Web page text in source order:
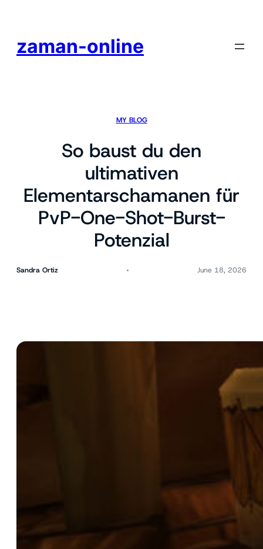
zaman-online
MY BLOG
So baust du den
ultimativen
Elementarschamanen für
PvP-One-Shot-Burst-
Potenzial
Sandra Ortiz June 18, 2026